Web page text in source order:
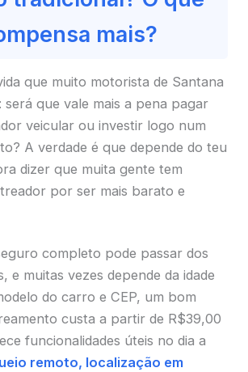
mais?
que muito motorista de Santana
será que vale mais a pena pagar
veicular ou investir logo num
A verdade é que depende do teu
dizer que muita gente tem
por ser mais barato e
completo pode passar dos
e muitas vezes depende da idade
do carro e CEP, um bom
custa a partir de R$39,00
funcionalidades úteis no dia a
remoto, localização em